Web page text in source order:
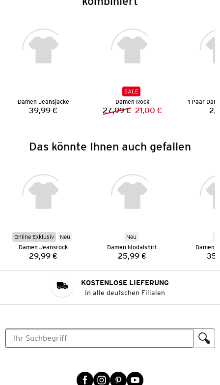
Damen Jeansjacke
Preis:
39,99 €
SALE
Damen Rock
Vorheriger Preis:
27,99 € Neuer Preis:
21,00 €
Das könnte Ihnen auch gefallen
Online Exklusiv
Neu
Damen Jeansrock
Preis:
29,99 €
Neu
Damen Modalshirt
Preis:
25,99 €
Damen
KOSTENLOSE LIEFERUNG
in alle deutschen Filialen